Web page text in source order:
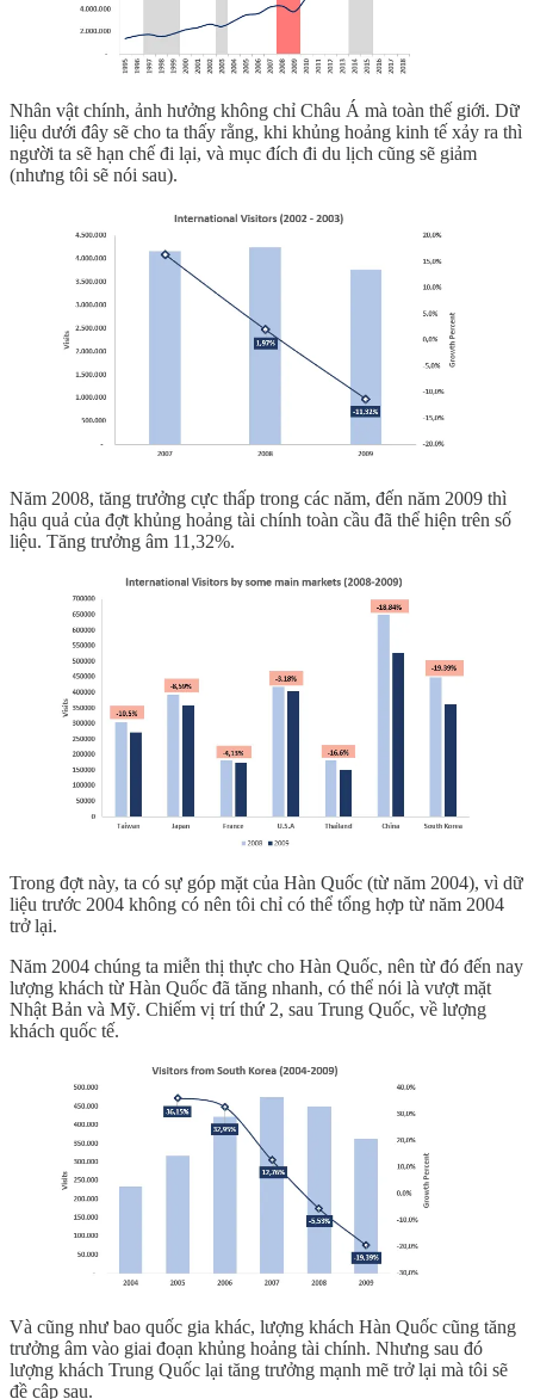
Nhân vật chính, ảnh hưởng không chỉ Châu Á mà toàn thế giới. Dữ
liệu dưới đây sẽ cho ta thấy rằng, khi khủng hoảng kinh tế xảy ra thì
người ta sẽ hạn chế đi lại, và mục đích đi du lịch cũng sẽ giảm
(nhưng tôi sẽ nói sau).
Năm 2008, tăng trưởng cực thấp trong các năm, đến năm 2009 thì
hậu quả của đợt khủng hoảng tài chính toàn cầu đã thể hiện trên số
liệu. Tăng trưởng âm 11,32%.
Trong đợt này, ta có sự góp mặt của Hàn Quốc (từ năm 2004), vì dữ
liệu trước 2004 không có nên tôi chỉ có thể tổng hợp từ năm 2004
trở lại.
Năm 2004 chúng ta miễn thị thực cho Hàn Quốc, nên từ đó đến nay
lượng khách từ Hàn Quốc đã tăng nhanh, có thể nói là vượt mặt
Nhật Bản và Mỹ. Chiếm vị trí thứ 2, sau Trung Quốc, về lượng
khách quốc tế.
Và cũng như bao quốc gia khác, lượng khách Hàn Quốc cũng tăng
trưởng âm vào giai đoạn khủng hoảng tài chính. Nhưng sau đó
lượng khách Trung Quốc lại tăng trưởng mạnh mẽ trở lại mà tôi sẽ
đề cập sau.